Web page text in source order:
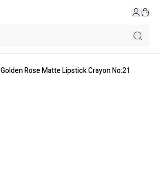
Golden Rose Matte Lipstick Crayon No:21